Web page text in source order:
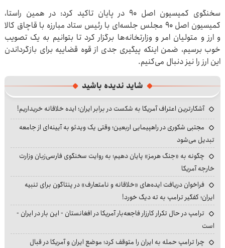
سخنگوی کمیسیون اصل ۹۰ در پایان تاکید کرد: در همین راستا،
کمیسیون اصل ۹۰ مجلس جلسه‌ای با رئیس ستاد مبارزه با قاچاق کالا
و ارز و متولیان امر و وزارتخانه‌ها برگزار کرد تا بتوانیم به یک تصویب
خوب برسیم، ضمن اینکه پیگیری جدی از قوه قضاییه برای بازگرداندن
این ارز را نیز دنبال می‌کنیم.
شاید ندیده باشید
آشکارترین اعتراف آمریکا به شکست در برابر ایران؛ ایده خلاقانه خریداریم!
مجتبی شکوری در راهپیمایی اربعین؛ وقتی یک ویدئو به آیینه‌ای از جامعه
تبدیل می‌شود
چگونه به «جنگ هرمز» پایان دهیم؛ به روایت سخنگوی فارسی‌زبان وزارت
خارجه آمریکا
فراخوان دریافت ایده‌های «خلاقانه و نامتعارف» در پنتاگون برای تنبیه
ایران؛ کفگیر ترامپ به ته دیگ خورد!
ترامپ در حال تکرار کارزار فاجعه‌بار آمریکا در افغانستان - این بار در ایران -
است
چرا ترامپ حمله به ایران را متوقف کرد؛ موضع ایران و آمریکا در قبال